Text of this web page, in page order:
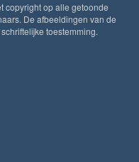
copyright op alle getoonde
De afbeeldingen van de
toestemming.